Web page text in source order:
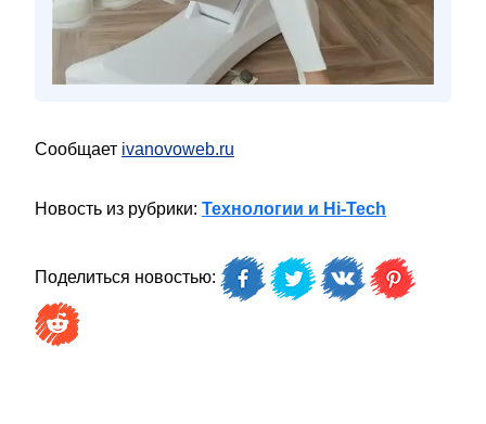
Сообщает ivanovoweb.ru
Новость из рубрики: Технологии и Hi-Tech
Поделиться новостью: